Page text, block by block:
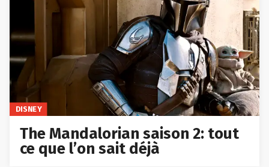
DISNEY
The Mandalorian saison 2: tout
ce que l’on sait déjà